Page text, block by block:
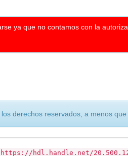
ya que no contamos con la
derechos reservados, a menos que
https://hdl.handle.net/